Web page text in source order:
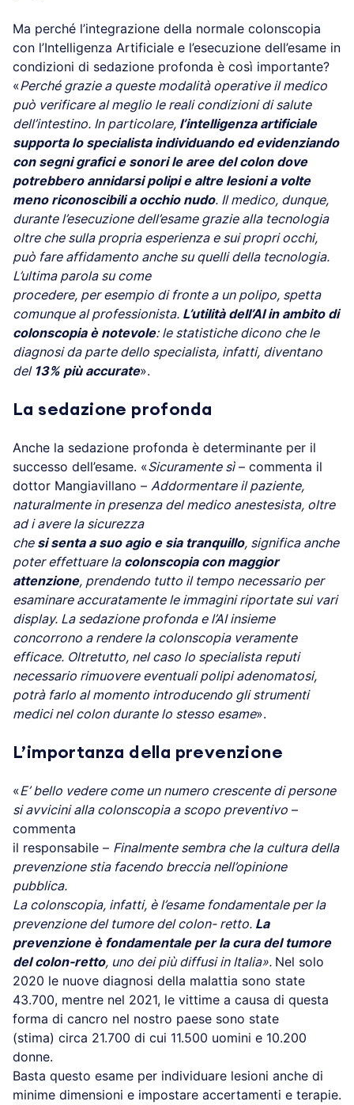
Ma perché l’integrazione della normale colonscopia
con l’Intelligenza Artificiale e l’esecuzione dell’esame in
condizioni di sedazione profonda è così importante?
«Perché grazie a queste modalità operative il medico
può verificare al meglio le reali condizioni di salute
dell’intestino. In particolare, l’intelligenza artificiale
supporta lo specialista individuando ed evidenziando
con segni grafici e sonori le aree del colon dove
potrebbero annidarsi polipi e altre lesioni a volte
meno riconoscibili a occhio nudo. Il medico, dunque,
durante l’esecuzione dell’esame grazie alla tecnologia
oltre che sulla propria esperienza e sui propri occhi,
può fare affidamento anche su quelli della tecnologia.
L’ultima parola su come
procedere, per esempio di fronte a un polipo, spetta
comunque al professionista. L’utilità dell’AI in ambito di
colonscopia è notevole: le statistiche dicono che le
diagnosi da parte dello specialista, infatti, diventano
del 13% più accurate».
La sedazione profonda
Anche la sedazione profonda è determinante per il
successo dell’esame. «Sicuramente sì– commenta il
dottor Mangiavillano – Addormentare il paziente,
naturalmente in presenza del medico anestesista, oltre
ad i avere la sicurezza
che si senta a suo agio e sia tranquillo, significa anche
poter effettuare la colonscopia con maggior
attenzione, prendendo tutto il tempo necessario per
esaminare accuratamente le immagini riportate sui vari
display. La sedazione profonda e l’AI insieme
concorrono a rendere la colonscopia veramente
efficace. Oltretutto, nel caso lo specialista reputi
necessario rimuovere eventuali polipi adenomatosi,
potrà farlo al momento introducendo gli strumenti
medici nel colon durante lo stesso esame».
L’importanza della prevenzione
«E’ bello vedere come un numero crescente di persone
si avvicini alla colonscopia a scopo preventivo –
commenta
il responsabile – Finalmente sembra che la cultura della
prevenzione stia facendo breccia nell’opinione
pubblica.
La colonscopia, infatti, è l’esame fondamentale per la
prevenzione del tumore del colon- retto. La
prevenzione è fondamentale per la cura del tumore
del colon-retto, uno dei più diffusi in Italia». Nel solo
2020 le nuove diagnosi della malattia sono state
43.700, mentre nel 2021, le vittime a causa di questa
forma di cancro nel nostro paese sono state
(stima) circa 21.700 di cui 11.500 uomini e 10.200
donne.
Basta questo esame per individuare lesioni anche di
minime dimensioni e impostare accertamenti e terapie.